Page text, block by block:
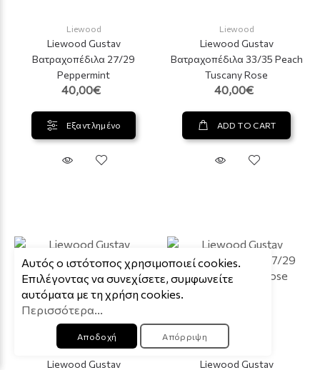
Liewood
Liewood Gustav
Βατραχοπέδιλα 27/29
Peppermint
40,00€
Εξαντλημένο
Liewood
Liewood Gustav
Βατραχοπέδιλα 33/35 Peach
Tuscany Rose
40,00€
ADD TO CART
Liewood
Liewood Gustav
Liewood
Liewood Gustav
Aυτός ο ιστότοπος χρησιμοποιεί cookies.
Επιλέγοντας να συνεχίσετε, συμφωνείτε
αυτόματα με τη χρήση cookies.
Περισσότερα...
Αποδοχή Απόρριψη